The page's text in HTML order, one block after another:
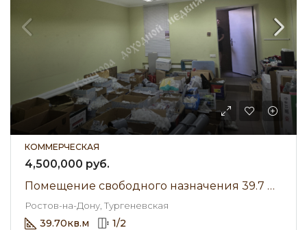
КОММЕРЧЕСКАЯ
4,500,000 руб.
Помещение свободного назначения 39.7 м² • Тургеневская • Продажа
Ростов-на-Дону, Тургеневская
39.70кв.м 1/2